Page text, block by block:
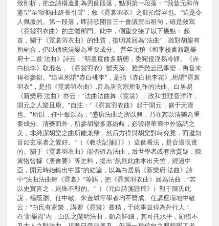
致剖析，把全詩構造劃為四個段落，點明第一段落：“‘我昔元和侍
憲皇’至‘唳鶴曲終長引聲’，敘《霓裳羽衣》之節拍聲容也。”這是令
人佩服的。第一段落，即詩歌開首三十會議室出租句，確是敘寫
《霓裳羽衣曲》的主體部門。此中，側重交接了以下幾點： 起
首，關于《霓裳羽衣曲》的性質，指明其回為“法曲”，雖對胡樂有
所融合，仍以傳統清樂為重要成分。 昔年元稹《和李校書新題樂
府十二首·法曲》詩云：“明皇度曲多新態，委宛侵淫易冷靜。《赤
白桃李》取混名，《霓裳羽衣》號天落。雅弄雖云已事變，夷音未
得相參錯。”這里所謂“赤白桃李”，是指《赤白桃李花》,所謂“霓裳
羽衣”，是指《霓裳羽衣曲》,皆為唐玄宗所制作的法曲。白居易
《新樂府·法曲》亦云：“法曲法曲舞《霓裳》，政和世理音洋洋，
開元之人樂且康。”自注：“《霓裳羽衣曲》起于開元，盛于天寶
也。”所以，任中敏以為：“盛唐法曲之所以興，乃在其以清樂為重
要成分。清樂而外，所參胡樂多寡紛歧，必皆得華裔中外協調之
美，非純潔胡樂之曲所能兼致，然后方得與胡樂對峙究竟，而邀知
音如玄宗者之愛好。”（《教坊記箋訂》）這個看法，是合適現實
的。關于《霓裳羽衣曲》能否確為法曲，后世學者或有所質疑，陳
寅恪曾據《唐會要》等史料，提出“然則此曲本出天竺，經過中
亞，開元時始輸出中國”的結論，以為白居易《新樂府·法曲》詩
中“法曲法曲舞《霓裳》”等語，把《霓裳羽衣曲》回為法曲，“若
以史實言之，則殊不對的。”（《元白詩箋證稿》）對于陳氏此
說，楊蔭瀏、任中敏、朱金城等學者均不贊成。任講座場地中敏
云：“白氏有家樂，講習《霓裳》甚精，于此事豈得為外行人！
在‘新樂府’內，白氏之闡明法曲，頗為詳細，其可托水平，顧猶不